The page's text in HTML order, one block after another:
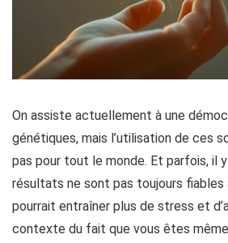
On assiste actuellement à une
génétiques, mais l’utilisation de ces
pas pour tout le monde. Et parfois, il
résultats ne sont pas toujours fiables
pourrait entraîner plus de stress et
contexte du fait que vous êtes